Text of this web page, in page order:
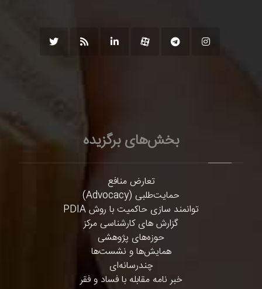
بخش‌های برگزیده
تعارض منافع
حمایت‌طلبی (Advocacy)
توانمند سازی حاکمیت با روش PDIA
گزارش های کارشناسی مرکز
حوزه‌های پژوهشی
همایش‌ها و نشست‌ها
چندرسانه‌ای
خبر نامه مقابله با فساد و فقر